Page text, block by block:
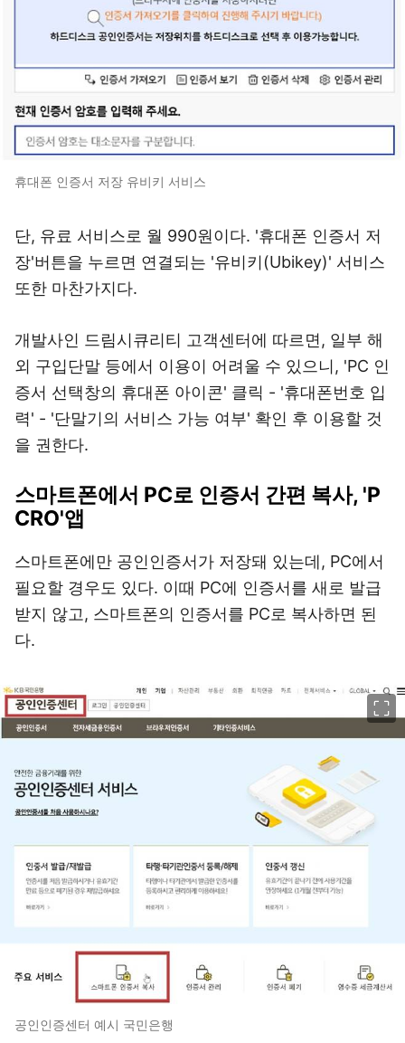
휴대폰 인증서 저장 유비키 서비스
단, 유료 서비스로 월 990원이다. '휴대폰 인증서 저
장'버튼을 누르면 연결되는 '유비키(Ubikey)' 서비스
또한 마찬가지다.
개발사인 드림시큐리티 고객센터에 따르면, 일부 해
외 구입단말 등에서 이용이 어려울 수 있으니, 'PC 인
증서 선택창의 휴대폰 아이콘' 클릭 - '휴대폰번호 입
력' - '단말기의 서비스 가능 여부' 확인 후 이용할 것
을 권한다.
스마트폰에서 PC로 인증서 간편 복사, 'P
CRO'앱
스마트폰에만 공인인증서가 저장돼 있는데, PC에서
필요할 경우도 있다. 이때 PC에 인증서를 새로 발급
받지 않고, 스마트폰의 인증서를 PC로 복사하면 된
다.
공인인증센터 예시 국민은행